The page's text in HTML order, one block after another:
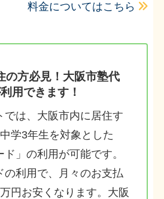
料金についてはこちら
の方必見！大阪市塾代
用できます！
では、大阪市内に居住す
学3年生を対象とした
ド」の利用が可能です。
の利用で、月々のお支払
円お安くなります。大阪